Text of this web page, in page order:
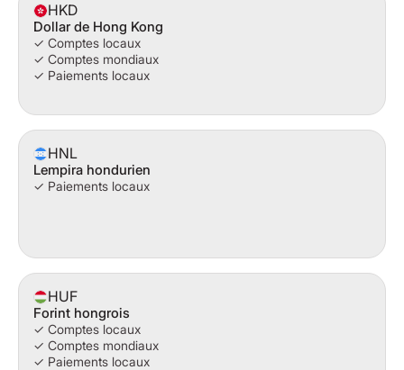
HKD
Dollar de Hong Kong
✓ Comptes locaux
✓ Comptes mondiaux
✓ Paiements locaux
HNL
Lempira hondurien
✓ Paiements locaux
HUF
Forint hongrois
✓ Comptes locaux
✓ Comptes mondiaux
✓ Paiements locaux